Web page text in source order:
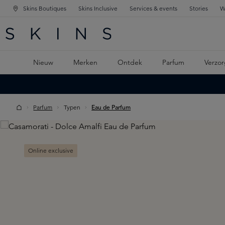
NAVIGATIE
DE HOOFDINHOUD
Skins Boutiques Skins Inclusive Services & events Stories
Nieuw Merken Ontdek Parfum
Parfum Typen Eau de Parfum
Skip image gallery
Online exclusive